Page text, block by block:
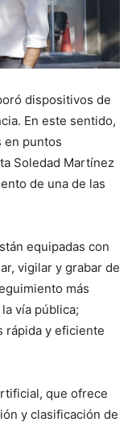
dispositivos de
En este sentido,
en puntos
Soledad Martínez
de una de las
equipadas con
vigilar y grabar de
más
vía pública;
rápida y eficiente
que ofrece
y clasificación de